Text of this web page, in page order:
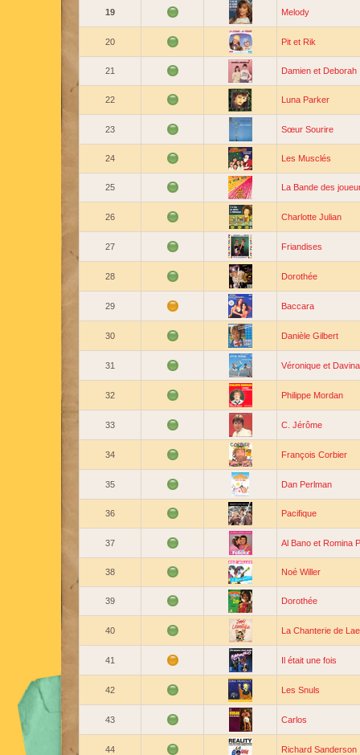
19 Melody
20 Pit et Rik
21 Damien et Deborah
22 Luna Parker
23 Sœur Sourire
24 Les Musclés
25 La Bande des
26 Charlotte Julian
27 Friandises
28 Dorothée
29 Baccara
30 Danièle Gilbert
31 Véronique et Davina
32 Philippe Mordan
33 C. Jérôme
34 François Corbier
35 Dan Perlman
36 Pacifique
37 Al Bano et Romina
38 Noé Willer
39 Dorothée
40 La Chanterie de
41 Il était une fois
42 Les Snuls
43 Carlos
44 Richard Sanderson